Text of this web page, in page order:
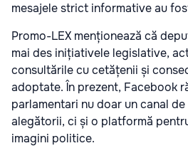
mesajele strict informative au
Promo-LEX menționează că
mai des inițiativele legislative,
consultările cu cetățenii și
adoptate. În prezent, Facebook
parlamentari nu doar un canal
alegătorii, ci și o platformă
imagini politice.